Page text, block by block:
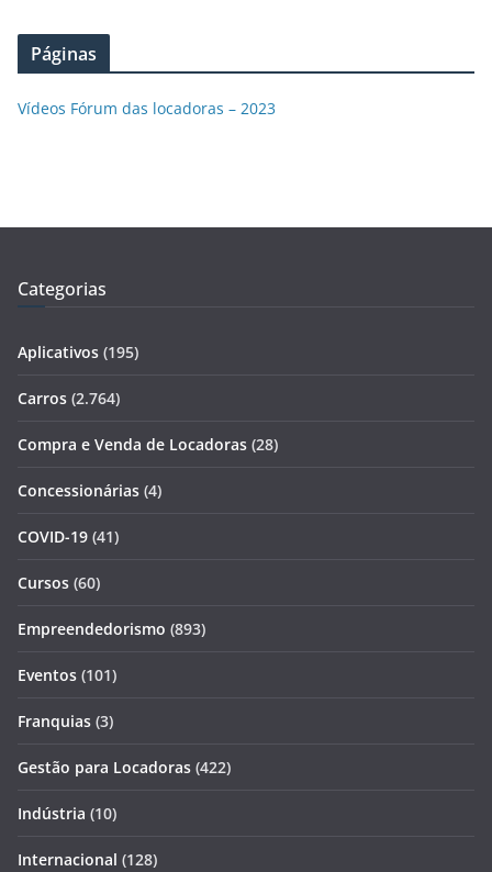
Páginas
Vídeos Fórum das locadoras – 2023
Categorias
Aplicativos (195)
Carros (2.764)
Compra e Venda de Locadoras (28)
Concessionárias (4)
COVID-19 (41)
Cursos (60)
Empreendedorismo (893)
Eventos (101)
Franquias (3)
Gestão para Locadoras (422)
Indústria (10)
Internacional (128)